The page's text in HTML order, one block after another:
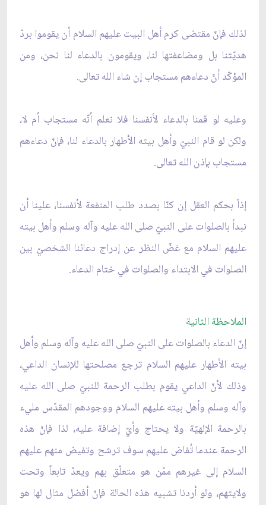
لذلك فإنّ مقتضى كرم أهل البيت عليهم السلام أن يقوموا بردّ
هديّتنا بل ومضاعفتها لنا، ويقومون بالدعاء لنا نحن، ومن
المؤكّد أنّ دعاءهم مستجاب إن شاء الله تعالى.
وعليه لو قمنا بالدعاء لأنفسنا فلا نعلم أنّه مستجاب أم لا،
ولكن لو قام النبيّ وأهل بيته الأطهار بالدعاء لنا، فإنّ دعاءهم
مستجاب بإذن الله تعالى.
إذاً بحكم العقل إن كنّا بصدد طلب المنفعة لأنفسنا، علينا أن
نبدأ بالصلوات على النبيّ صلى الله عليه وآله وسلم وأهل بيته
عليهم السلام مع غضّ النظر عن إدراج دعائنا الشخصيّ بين
الصلوات في الابتداء والصلوات في ختام الدعاء.
الملاحظة الثانية
إنّ الدعاء بالصلوات على النبيّ صلى الله عليه وآله وسلم وأهل
بيته الأطهار عليهم السلام ترجع مصلحتها للإنسان الداعي،
وذلك لأنّ الداعي يقوم بطلب الرحمة للنبيّ صلى الله عليه
وآله وسلم وأهل بيته عليهم السلام ووجودهم المقدّس مليء
بالرحمة الإلهيّة ولا يحتاج وأيّ إضافة عليه، لذا فإنّ هذه
الرحمة عندما تُفاض عليهم سوف ترشح وتفيض منهم عليهم
السلام إلى غيرهم ممّن هو متعلّق بهم ويعدّ تابعاً وتحت
ولايتهم، ولو أردنا تشبيه هذه الحالة فإنّ أفضل مثال لها هو